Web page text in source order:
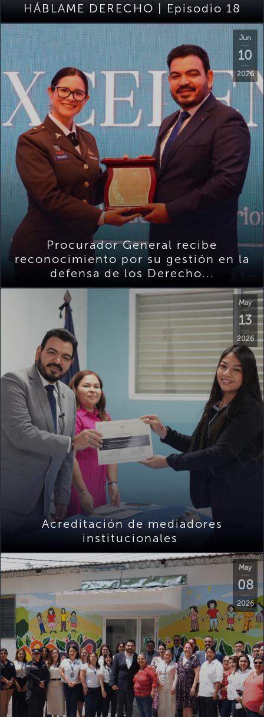
HÁBLAME DERECHO | Episodio 18
Jun
10
2026
Procurador General recibe
reconocimiento por su gestión en la
defensa de los Derecho...
May
13
2026
Acreditación de mediadores
institucionales
May
08
2026